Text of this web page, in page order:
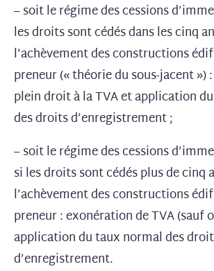
– soit le régime des cessions
les droits sont cédés dans les cinq
l’achèvement des constructions
preneur (« théorie du sous-jacent
plein droit à la TVA et application
des droits d’enregistrement ;
– soit le régime des cessions
si les droits sont cédés plus de cinq
l’achèvement des constructions
preneur : exonération de TVA (sauf
application du taux normal des
d’enregistrement.